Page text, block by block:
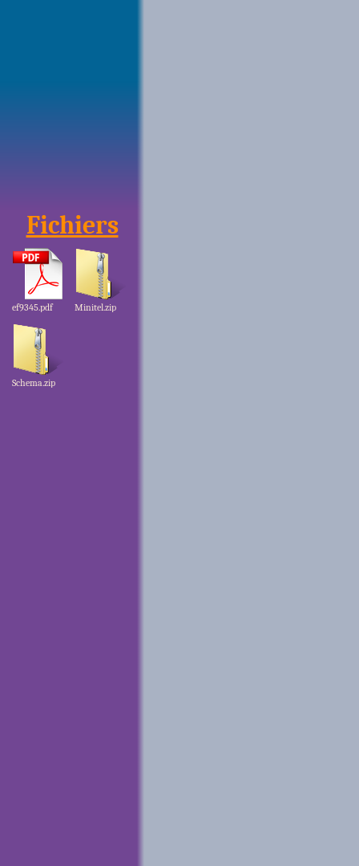
Fichiers
ef9345.pdf Minitel.zip
Schema.zip